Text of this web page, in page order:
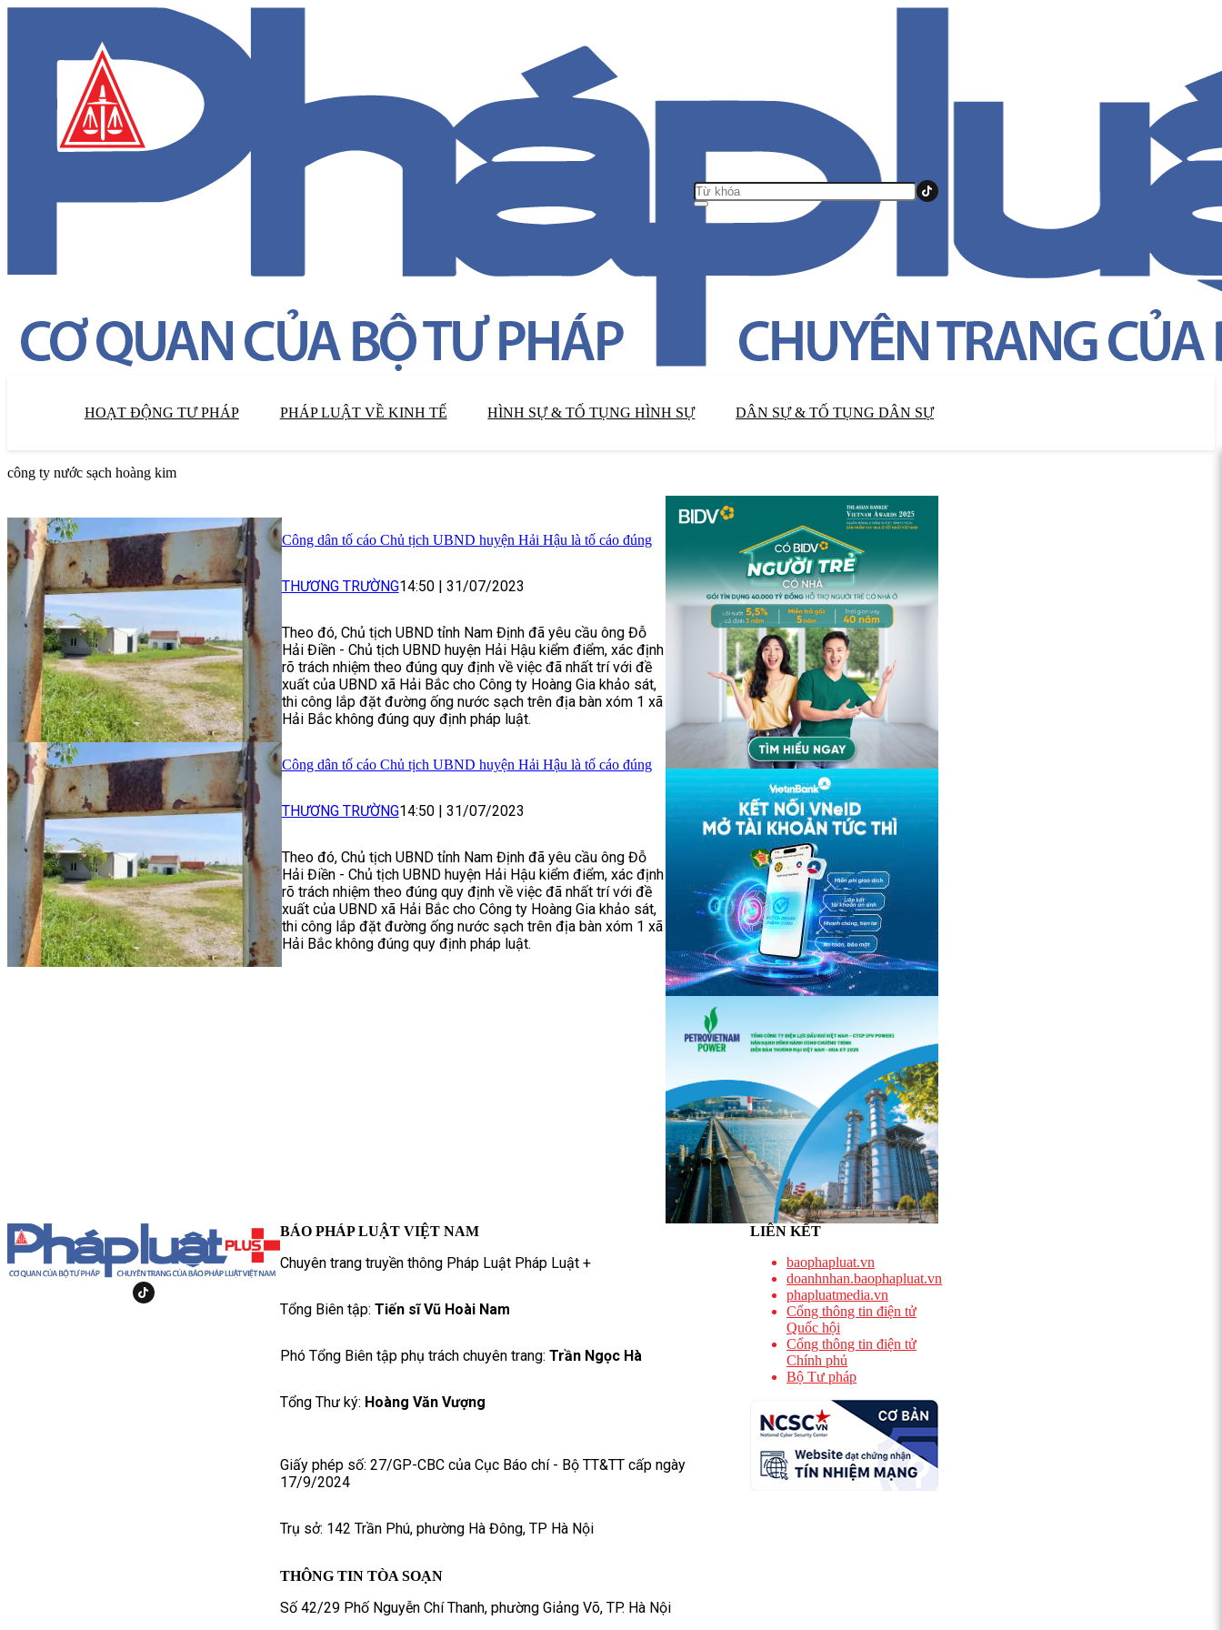
HOẠT ĐỘNG TƯ PHÁP PHÁP LUẬT VỀ KINH TẾ HÌNH SỰ & TỐ TỤNG HÌNH SỰ DÂN SỰ & TỐ TỤNG DÂN SỰ
công ty nước sạch hoàng kim
Công dân tố cáo Chủ tịch UBND huyện Hải Hậu là tố cáo đúng
THƯƠNG TRƯỜNG14:50 | 31/07/2023
Theo đó, Chủ tịch UBND tỉnh Nam Định đã yêu cầu ông Đỗ
Hải Điền - Chủ tịch UBND huyện Hải Hậu kiểm điểm, xác định
rõ trách nhiệm theo đúng quy định về việc đã nhất trí với đề
xuất của UBND xã Hải Bắc cho Công ty Hoàng Gia khảo sát,
thi công lắp đặt đường ống nước sạch trên địa bàn xóm 1 xã
Hải Bắc không đúng quy định pháp luật.
Công dân tố cáo Chủ tịch UBND huyện Hải Hậu là tố cáo đúng
THƯƠNG TRƯỜNG14:50 | 31/07/2023
Theo đó, Chủ tịch UBND tỉnh Nam Định đã yêu cầu ông Đỗ
Hải Điền - Chủ tịch UBND huyện Hải Hậu kiểm điểm, xác định
rõ trách nhiệm theo đúng quy định về việc đã nhất trí với đề
xuất của UBND xã Hải Bắc cho Công ty Hoàng Gia khảo sát,
thi công lắp đặt đường ống nước sạch trên địa bàn xóm 1 xã
Hải Bắc không đúng quy định pháp luật.
BÁO PHÁP LUẬT VIỆT NAM
Chuyên trang truyền thông Pháp Luật Pháp Luật +
Tổng Biên tập: Tiến sĩ Vũ Hoài Nam
Phó Tổng Biên tập phụ trách chuyên trang: Trần Ngọc Hà
Tổng Thư ký: Hoàng Văn Vượng
Giấy phép số: 27/GP-CBC của Cục Báo chí - Bộ TT&TT cấp ngày
17/9/2024
Trụ sở: 142 Trần Phú, phường Hà Đông, TP Hà Nội
THÔNG TIN TÒA SOẠN
Số 42/29 Phố Nguyễn Chí Thanh, phường Giảng Võ, TP. Hà Nội
LIÊN KẾT
baophapluat.vn
doanhnhan.baophapluat.vn
phapluatmedia.vn
Cổng thông tin điện tử
Quốc hội
Cổng thông tin điện tử
Chính phủ
Bộ Tư pháp